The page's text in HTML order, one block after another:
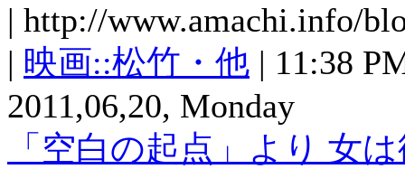
| http://www.amachi.info/
| 映画::松竹・他 | 11:38
2011,06,20, Monday
「空白の起点」より 女